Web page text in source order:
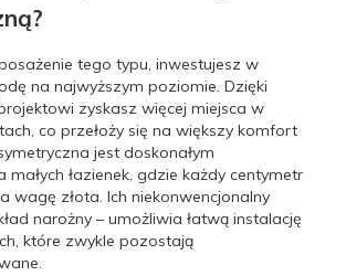
tego typu, inwestujesz w
na najwyższym poziomie. Dzięki
zyskasz więcej miejsca w
co przełoży się na większy komfort
jest doskonałym
łazienek, gdzie każdy centymetr
wagę złota. Ich niekonwencjonalny
narożny – umożliwia łatwą instalację
które zwykle pozostają